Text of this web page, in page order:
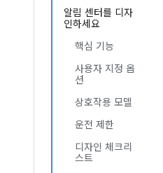
알림 센터를 디자
인하세요
핵심 기능
사용자 지정 옵
션
상호작용 모델
운전 제한
디자인 체크리
스트